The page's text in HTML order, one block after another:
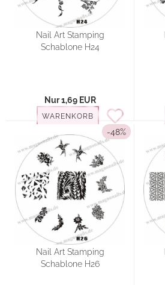
Nail Art Stamping
Schablone H24
Nur 1,69 EUR
WARENKORB
-48%
Nail Art Stamping
Schablone H26